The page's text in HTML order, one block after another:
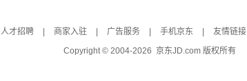
人才招聘 商家入驻 广告服务 手机京东 友情链接
Copyright © 2004-2026 京东JD.com 版权所有